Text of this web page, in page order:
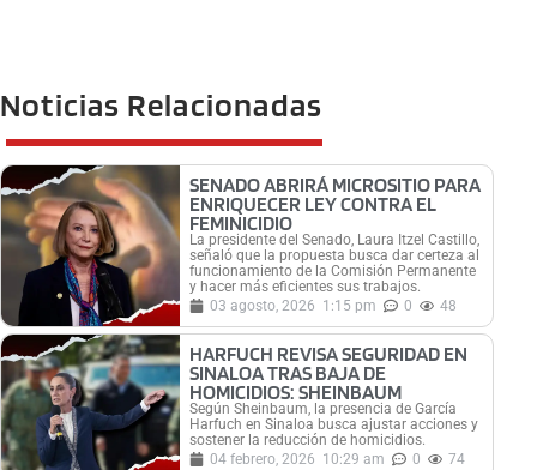
Noticias Relacionadas
SENADO ABRIRÁ MICROSITIO PARA
ENRIQUECER LEY CONTRA EL
FEMINICIDIO
La presidente del Senado, Laura Itzel Castillo,
señaló que la propuesta busca dar certeza al
funcionamiento de la Comisión Permanente
y hacer más eficientes sus trabajos.
03 agosto, 2026 1:15 pm 0 48
HARFUCH REVISA SEGURIDAD EN
SINALOA TRAS BAJA DE
HOMICIDIOS: SHEINBAUM
Según Sheinbaum, la presencia de García
Harfuch en Sinaloa busca ajustar acciones y
sostener la reducción de homicidios.
04 febrero, 2026 10:29 am 0 74